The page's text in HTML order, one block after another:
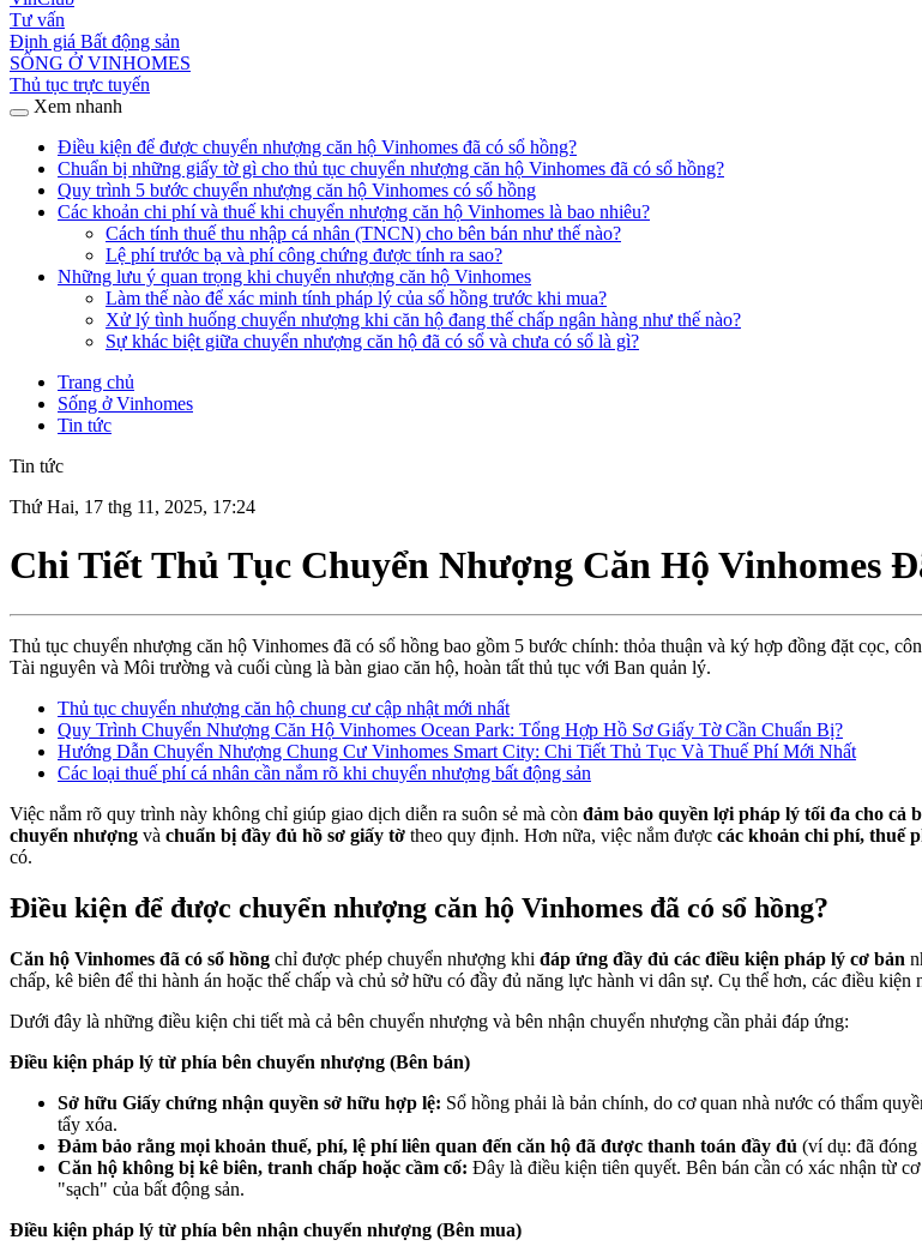
Tư vấn
Định giá Bất động sản
SỐNG Ở VINHOMES
Thủ tục trực tuyến
Xem nhanh
Điều kiện để được chuyển nhượng căn hộ Vinhomes đã có sổ hồng?
Chuẩn bị những giấy tờ gì cho thủ tục chuyển nhượng căn hộ Vinhomes đã có sổ hồng?
Quy trình 5 bước chuyển nhượng căn hộ Vinhomes có sổ hồng
Các khoản chi phí và thuế khi chuyển nhượng căn hộ Vinhomes là bao nhiêu?
Cách tính thuế thu nhập cá nhân (TNCN) cho bên bán như thế nào?
Lệ phí trước bạ và phí công chứng được tính ra sao?
Những lưu ý quan trọng khi chuyển nhượng căn hộ Vinhomes
Làm thế nào để xác minh tính pháp lý của sổ hồng trước khi mua?
Xử lý tình huống chuyển nhượng khi căn hộ đang thế chấp ngân hàng như thế nào?
Sự khác biệt giữa chuyển nhượng căn hộ đã có sổ và chưa có sổ là gì?
Trang chủ
Sống ở Vinhomes
Tin tức
Tin tức
Thứ Hai, 17 thg 11, 2025, 17:24
Chi Tiết Thủ Tục Chuyển Nhượng Căn Hộ Vinhomes
Thủ tục chuyển nhượng căn hộ Vinhomes đã có sổ hồng bao gồm 5 bước chính: thỏa thuận và ký hợp đồng đặt cọc,
Tài nguyên và Môi trường và cuối cùng là bàn giao căn hộ, hoàn tất thủ tục với Ban quản lý.
Thủ tục chuyển nhượng căn hộ chung cư cập nhật mới nhất
Quy Trình Chuyển Nhượng Căn Hộ Vinhomes Ocean Park: Tổng Hợp Hồ Sơ Giấy Tờ Cần Chuẩn Bị?
Hướng Dẫn Chuyển Nhượng Chung Cư Vinhomes Smart City: Chi Tiết Thủ Tục Và Thuế Phí Mới Nhất
Các loại thuế phí cá nhân cần nắm rõ khi chuyển nhượng bất động sản
Việc nắm rõ quy trình này không chỉ giúp giao dịch diễn ra suôn sẻ mà còn đảm bảo quyền lợi pháp lý tối đa cho cả
chuyển nhượng và chuẩn bị đầy đủ hồ sơ giấy tờ theo quy định. Hơn nữa, việc nắm được các khoản chi phí, thuế
có.
Điều kiện để được chuyển nhượng căn hộ Vinhomes đã có sổ hồng?
Căn hộ Vinhomes đã có sổ hồng chỉ được phép chuyển nhượng khi đáp ứng đầy đủ các điều kiện pháp lý cơ bản
chấp, kê biên để thi hành án hoặc thế chấp và chủ sở hữu có đầy đủ năng lực hành vi dân sự. Cụ thể hơn, các điều
Dưới đây là những điều kiện chi tiết mà cả bên chuyển nhượng và bên nhận chuyển nhượng cần phải đáp ứng:
Điều kiện pháp lý từ phía bên chuyển nhượng (Bên bán)
Sở hữu Giấy chứng nhận quyền sở hữu hợp lệ: Sổ hồng phải là bản chính, do cơ quan nhà nước có thẩm
tẩy xóa.
Đảm bảo rằng mọi khoản thuế, phí, lệ phí liên quan đến căn hộ đã được thanh toán đầy đủ (ví dụ: đã đóng
Căn hộ không bị kê biên, tranh chấp hoặc cầm cố: Đây là điều kiện tiên quyết. Bên bán cần có xác nhận từ
"sạch" của bất động sản.
Điều kiện pháp lý từ phía bên nhận chuyển nhượng (Bên mua)